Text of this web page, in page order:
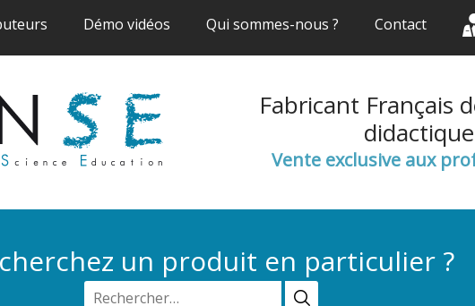
(current)Démo vidéos(current)Qui sommes-nous ?(current)Contact
Fabricant Français
didactique
Vente exclusive aux
un produit en particulier ?